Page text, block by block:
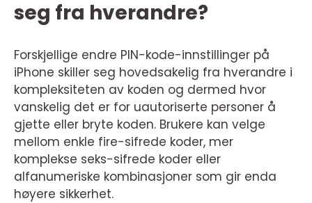
seg fra hverandre?
Forskjellige endre PIN-kode-innstillinger på
iPhone skiller seg hovedsakelig fra hverandre i
kompleksiteten av koden og dermed hvor
vanskelig det er for uautoriserte personer å
gjette eller bryte koden. Brukere kan velge
mellom enkle fire-sifrede koder, mer
komplekse seks-sifrede koder eller
alfanumeriske kombinasjoner som gir enda
høyere sikkerhet.